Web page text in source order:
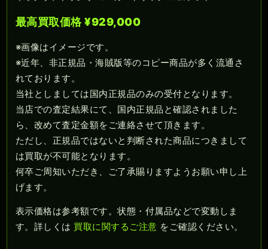
最高買取価格 ¥929,000
※画像はイメージです。
※近年、非正規品・海賊版等のコピー商品が多く流通さ
れております。
当社としましては国内正規品のみの受付となります。
当店での査定結果にて、国内正規品と確認されました
ら、改めて査定金額をご連絡させて頂きます。
ただし、正規品ではないと判断された商品につきまして
は買取が不可能となります。
何卒ご周知いただき、ご了承賜りますようお願い申し上
げます。
表示価格は参考額です。状態・付属品などで変動しま
す。詳しくは 買取に関するご注意 をご確認ください。